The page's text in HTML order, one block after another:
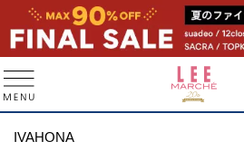
IVAHONA